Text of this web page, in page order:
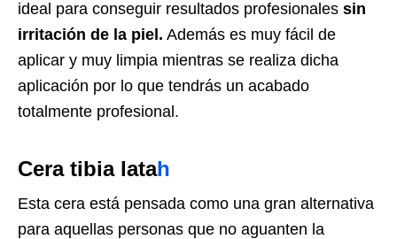
ideal para conseguir resultados profesionales sin
irritación de la piel. Además es muy fácil de
aplicar y muy limpia mientras se realiza dicha
aplicación por lo que tendrás un acabado
totalmente profesional.
Cera tibia latah
Esta cera está pensada como una gran alternativa
para aquellas personas que no aguanten la